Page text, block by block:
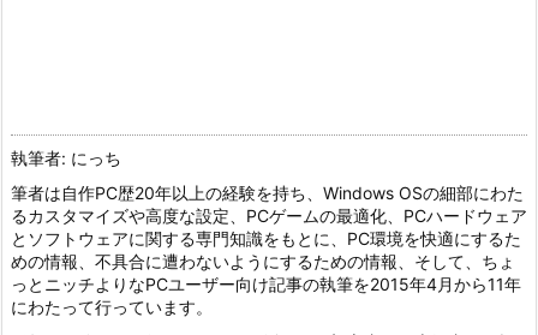
執筆者: にっち
筆者は自作PC歴20年以上の経験を持ち、Windows OSの細部にわた
るカスタマイズや高度な設定、PCゲームの最適化、PCハードウェア
とソフトウェアに関する専門知識をもとに、PC環境を快適にするた
めの情報、不具合に遭わないようにするための情報、そして、ちょ
っとニッチよりなPCユーザー向け記事の執筆を2015年4月から11年
にわたって行っています。